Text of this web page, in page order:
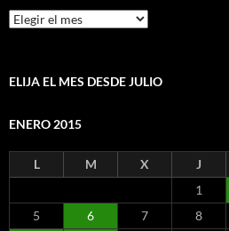
Mensajes
por
ELIJA EL MES DESDE JULIO
ENERO 2015
L M X J
1
5
6 7 8